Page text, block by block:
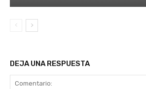
DEJA UNA RESPUESTA